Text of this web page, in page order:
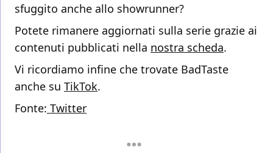
sfuggito anche allo showrunner?
Potete rimanere aggiornati sulla serie grazie ai
contenuti pubblicati nella nostra scheda.
Vi ricordiamo infine che trovate BadTaste
anche su TikTok.
Fonte: Twitter